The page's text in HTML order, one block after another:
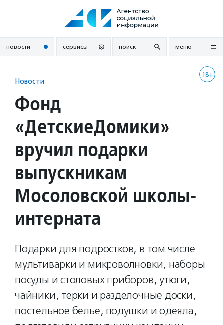
новости сервисы поиск меню
18+
Новости
Фонд
«ДетскиеДомики»
вручил подарки
выпускникам
Мосоловской школы-
интерната
Подарки для подростков, в том числе
мультиварки и микроволновки, наборы
посуды и столовых приборов, утюги,
чайники, терки и разделочные доски,
постельное белье, подушки и одеяла,